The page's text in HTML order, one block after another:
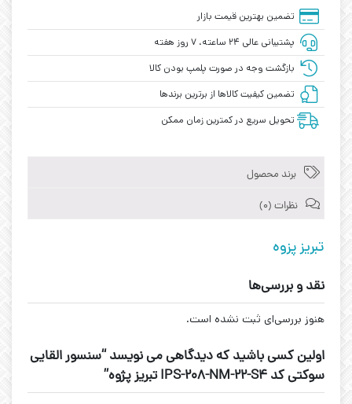
تضمین بهترین قیمت بازار
پشتیبانی عالی ۲۴ ساعته، ۷ روز هفته
بازگشت وجه در صورت پلمپ بودن کالا
تضمین کیفیت کالاها از برترین برندها
تحویل سریع در کمترین زمان ممکن
برند محصول
نظرات (0)
تبریز پزوه
نقد و بررسی‌ها
هنوز بررسی‌ای ثبت نشده است.
اولین کسی باشید که دیدگاهی می نویسد “سنسور القایی
سوکتی کد IPS-208-NM-22-S4 تبریز پژوه”